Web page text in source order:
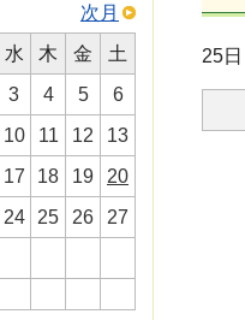
次月
水 木 金
土
3 4 5
6
10 11 12
13
17 18 19
20
24 25 26
27
25